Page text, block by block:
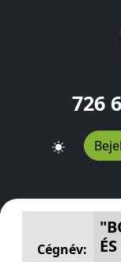
726
"BOUNTY PUB"
Cégnév: